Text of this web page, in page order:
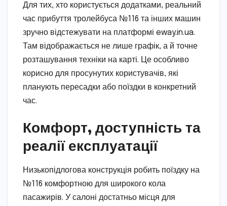
Для тих, хто користується додатками, реальний
час прибуття тролейбуса №116 та інших машин
зручно відстежувати на платформі eway.in.ua.
Там відображається не лише графік, а й точне
розташування техніки на карті. Це особливо
корисно для просунутих користувачів, які
планують пересадки або поїздки в конкретний
час.
Комфорт, доступність та
реалії експлуатації
Низькопідлогова конструкція робить поїздку на
№116 комфортною для широкого кола
пасажирів. У салоні достатньо місця для